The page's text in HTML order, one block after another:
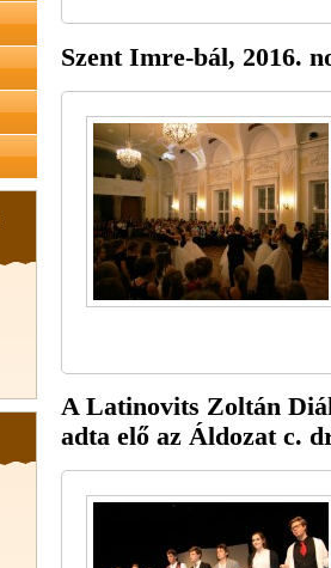
Szent Imre-bál, 2016.
A Latinovits Zoltán
adta elő az Áldozat c.